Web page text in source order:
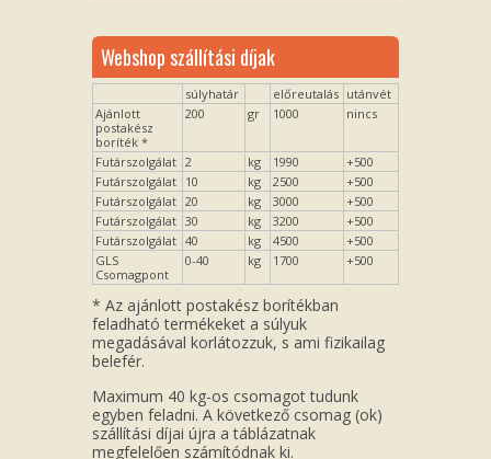
Webshop szállítási díjak
súlyhatár előreutalás utánvét
Ajánlott
postakész
boríték *
200 gr 1000 nincs
Futárszolgálat 2 kg 1990
+500
Futárszolgálat 10 kg 2500
+500
Futárszolgálat 20 kg 3000
+500
Futárszolgálat 30 kg 3200
+500
Futárszolgálat 40 kg 4500
+500
GLS
Csomagpont
0-40 kg 1700 +500
* Az ajánlott postakész borítékban
feladható termékeket a súlyuk
megadásával korlátozzuk, s ami fizikailag
belefér.
Maximum 40 kg-os csomagot tudunk
egyben feladni. A következő csomag (ok)
szállítási díjai újra a táblázatnak
megfelelően számítódnak ki.